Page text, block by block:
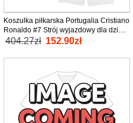
Koszulka piłkarska Portugalia Cristiano
Ronaldo #7 Strój wyjazdowy dla dzieci
MŚ 2026 tanio Krótki Rękaw (+ Krótkie
404.27zł 152.90zł